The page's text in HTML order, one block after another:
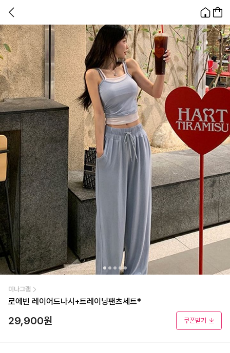
미나그램
로에빈 레이어드나시+트레이닝팬츠세트*
29,900원 쿠폰받기